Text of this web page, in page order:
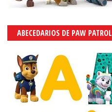
ABECEDARIOS DE PAW PATROL